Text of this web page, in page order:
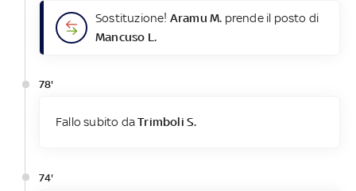
Sostituzione! Aramu M. prende il posto di
Mancuso L.
78'
Fallo subito daTrimboli S.
74'